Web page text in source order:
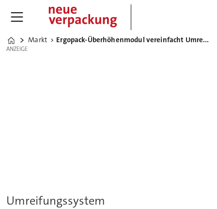
Home
Markt Ergopack-Überhöhenmodul vereinfacht Umreifen hoher Paletten
ANZEIGE
ANZEIGE
Umreifungssystem